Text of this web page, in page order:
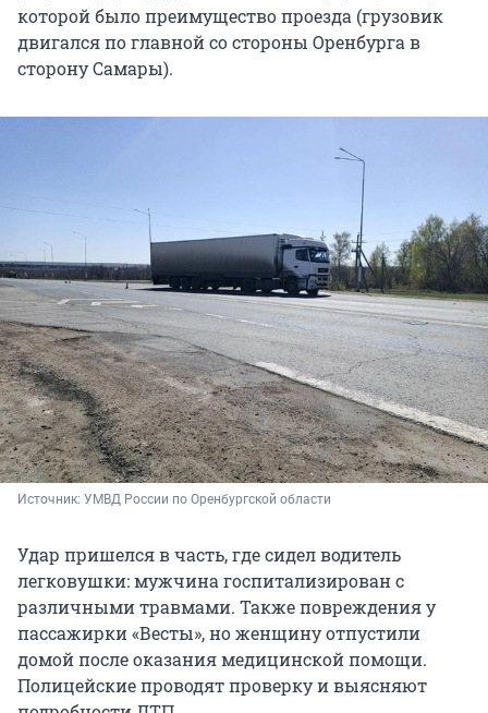
которой было преимущество проезда (грузовик
двигался по главной со стороны Оренбурга в
сторону Самары).
Источник: УМВД России по Оренбургской области
Удар пришелся в часть, где сидел водитель
легковушки: мужчина госпитализирован с
различными травмами. Также повреждения у
пассажирки «Весты», но женщину отпустили
домой после оказания медицинской помощи.
Полицейские проводят проверку и выясняют